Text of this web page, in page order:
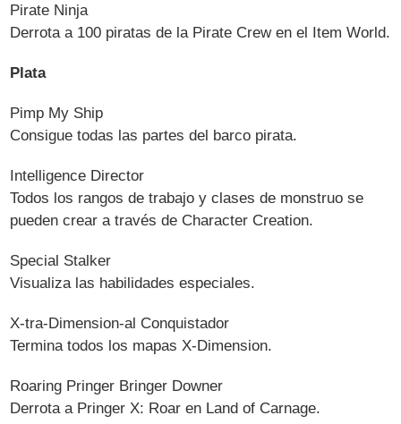
Pirate Ninja
Derrota a 100 piratas de la Pirate Crew en el Item World.
Plata
Pimp My Ship
Consigue todas las partes del barco pirata.
Intelligence Director
Todos los rangos de trabajo y clases de monstruo se
pueden crear a través de Character Creation.
Special Stalker
Visualiza las habilidades especiales.
X-tra-Dimension-al Conquistador
Termina todos los mapas X-Dimension.
Roaring Pringer Bringer Downer
Derrota a Pringer X: Roar en Land of Carnage.